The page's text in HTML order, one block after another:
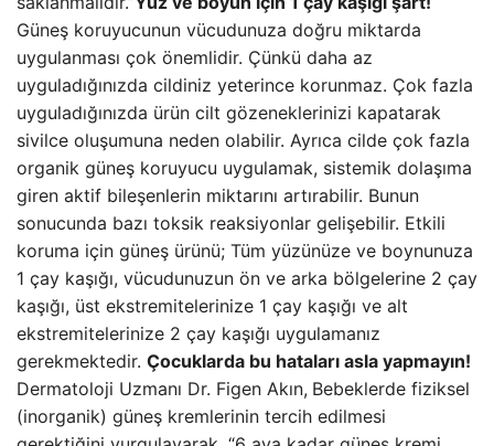
Güneş koruyucunun vücudunuza doğru miktarda
uygulanması çok önemlidir. Çünkü daha az
uyguladığınızda cildiniz yeterince korunmaz. Çok fazla
uyguladığınızda ürün cilt gözeneklerinizi kapatarak
sivilce oluşumuna neden olabilir. Ayrıca cilde çok fazla
organik güneş koruyucu uygulamak, sistemik dolaşıma
giren aktif bileşenlerin miktarını artırabilir. Bunun
sonucunda bazı toksik reaksiyonlar gelişebilir. Etkili
koruma için güneş ürünü; Tüm yüzünüze ve boynunuza
1 çay kaşığı, vücudunuzun ön ve arka bölgelerine 2 çay
kaşığı, üst ekstremitelerinize 1 çay kaşığı ve alt
ekstremitelerinize 2 çay kaşığı uygulamanız
gerekmektedir. Çocuklarda bu hataları asla yapmayın!
Dermatoloji Uzmanı Dr. Figen Akın, Bebeklerde fiziksel
(inorganik) güneş kremlerinin tercih edilmesi